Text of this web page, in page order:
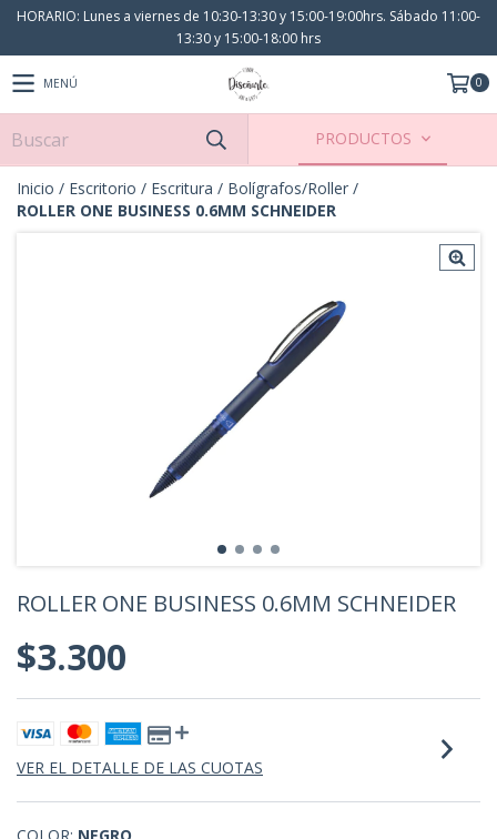
HORARIO: Lunes a viernes de 10:30-13:30 y 15:00-19:00hrs. Sábado 11:00-
13:30 y 15:00-18:00 hrs
MENÚ 0
PRODUCTOS
Inicio / Escritorio / Escritura / Bolígrafos/Roller /
ROLLER ONE BUSINESS 0.6MM SCHNEIDER
ROLLER ONE BUSINESS 0.6MM SCHNEIDER
$3.300
VER EL DETALLE DE LAS CUOTAS